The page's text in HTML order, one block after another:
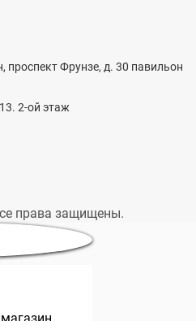
проспект Фрунзе, д. 30 павильон
2-ой этаж
права защищены.